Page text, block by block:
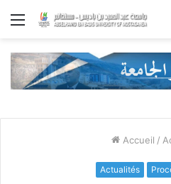
Menu
Accueil /
Actualités